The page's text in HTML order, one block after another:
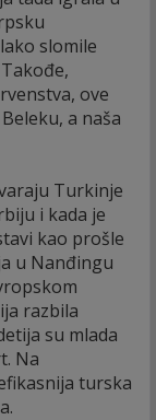
slomile
ove
a naša
Turkinje
i kada je
kao prošle
u Nanđingu
razbila
su mlada
Na
turska